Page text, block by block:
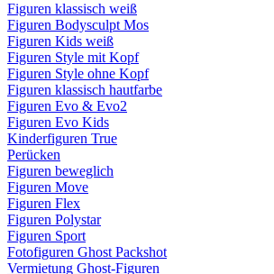
Figuren klassisch weiß
Figuren Bodysculpt Mos
Figuren Kids weiß
Figuren Style mit Kopf
Figuren Style ohne Kopf
Figuren klassisch hautfarbe
Figuren Evo & Evo2
Figuren Evo Kids
Kinderfiguren True
Perücken
Figuren beweglich
Figuren Move
Figuren Flex
Figuren Polystar
Figuren Sport
Fotofiguren Ghost Packshot
Vermietung Ghost-Figuren